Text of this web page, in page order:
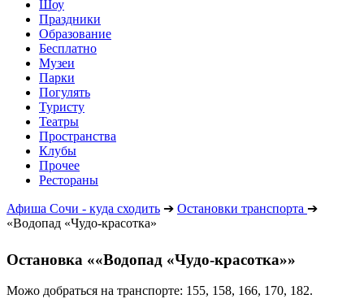
Шоу
Праздники
Образование
Бесплатно
Музеи
Парки
Погулять
Туристу
Театры
Пространства
Клубы
Прочее
Рестораны
Афиша Сочи - куда сходить ➔ Остановки транспорта ➔
«Водопад «Чудо-красотка»
Остановка ««Водопад «Чудо-красотка»»
Можо добраться на транспорте: 155, 158, 166, 170, 182.